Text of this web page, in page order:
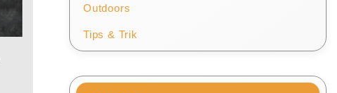
Outdoors
Tips & Trik